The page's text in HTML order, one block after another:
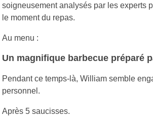
soigneusement analysés par les experts
le moment du repas.
Au menu :
Un magnifique barbecue préparé
Pendant ce temps-là, William semble
personnel.
Après 5 saucisses.